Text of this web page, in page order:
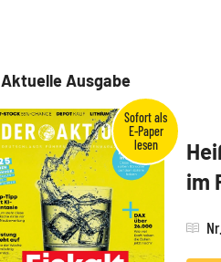
Aktuelle Ausgabe
im